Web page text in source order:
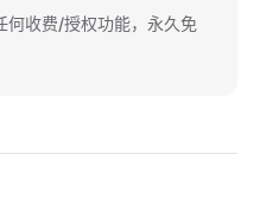
何收费/授权功能，永久免